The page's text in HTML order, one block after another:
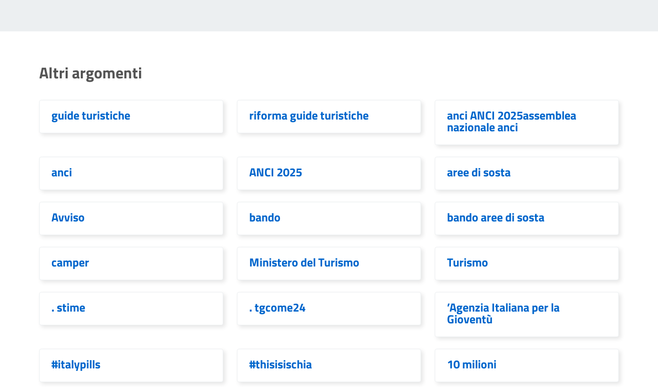
Altri argomenti
guide turistiche riforma guide turistiche anci ANCI 2025assemblea
nazionale anci
anci ANCI 2025 aree di sosta
Avviso bando bando aree di sosta
camper Ministero del Turismo Turismo
. stime . tgcome24 ’Agenzia Italiana per la
Gioventù
#italypills #thisisischia 10 milioni